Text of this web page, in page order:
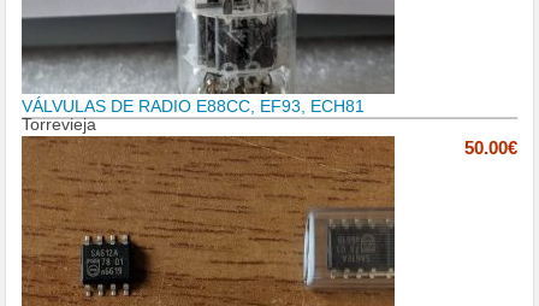
VÁLVULAS DE RADIO E88CC, EF93, ECH81
Torrevieja
50.00€